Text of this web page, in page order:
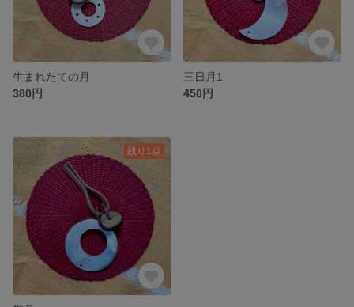
生まれたての月
380円
三日月1
450円
残り1点